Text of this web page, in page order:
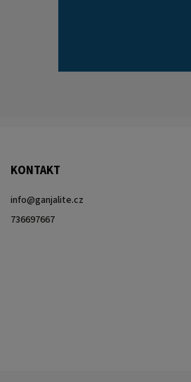
KONTAKT
info@ganjalite.cz
736697667